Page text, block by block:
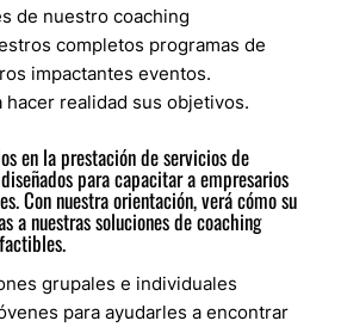
de nuestro coaching
completos programas de
impactantes eventos.
hacer realidad sus objetivos.
en la prestación de servicios de
para capacitar a empresarios
Con nuestra orientación, verá cómo su
a nuestras soluciones de coaching
grupales e individuales
para ayudarles a encontrar